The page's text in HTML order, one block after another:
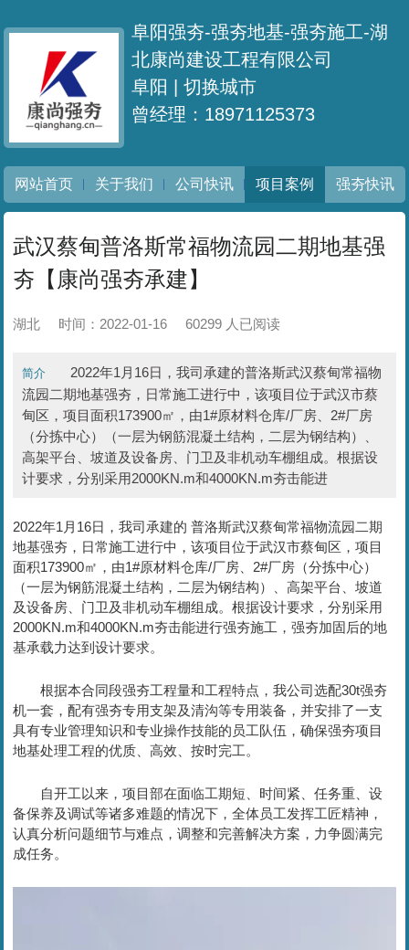
阜阳强夯-强夯地基-强夯施工-湖
北康尚建设工程有限公司
阜阳 |切换城市
曾经理：18971125373
网站首页 关于我们 公司快讯 项目案例 强夯快讯
武汉蔡甸普洛斯常福物流园二期地基强
夯【康尚强夯承建】
湖北 时间：2022-01-16 60299 人已阅读
简介
2022年1月16日，我司承建的普洛斯武汉蔡甸常福物
流园二期地基强夯，日常施工进行中，该项目位于武汉市蔡
甸区，项目面积173900㎡，由1#原材料仓库/厂房、2#厂房
（分拣中心）（一层为钢筋混凝土结构，二层为钢结构）、
高架平台、坡道及设备房、门卫及非机动车棚组成。根据设
计要求，分别采用2000KN.m和4000KN.m夯击能进
2022年1月16日，我司承建的 普洛斯武汉蔡甸常福物流园二期
地基强夯，日常施工进行中，该项目位于武汉市蔡甸区，项目
面积173900㎡ ，由1#原材料仓库/厂房、2#厂房（分拣中心）
（一层为钢筋混凝土结构，二层为钢结构）、高架平台、坡道
及设备房、门卫及非机动车棚组成。根据设计要求，分别采用
2000KN.m和4000KN.m夯击能进行强夯施工，强夯加固后的地
基承载力达到设计要求。
根据本合同段强夯工程量和工程特点，我公司选配30t强夯
机一套，配有强夯专用支架及清沟等专用装备，并安排了一支
具有专业管理知识和专业操作技能的员工队伍，确保强夯项目
地基处理工程的优质、高效、按时完工。
自开工以来，项目部在面临工期短、时间紧、任务重、设
备保养及调试等诸多难题的情况下，全体员工发挥工匠精神，
认真分析问题细节与难点，调整和完善解决方案，力争圆满完
成任务。